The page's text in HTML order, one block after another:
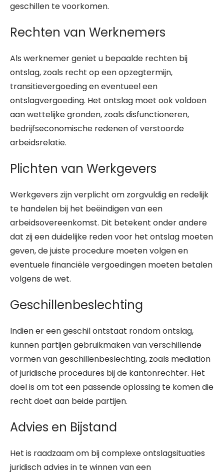
geschillen te voorkomen.
Rechten van Werknemers
Als werknemer geniet u bepaalde rechten bij
ontslag, zoals recht op een opzegtermijn,
transitievergoeding en eventueel een
ontslagvergoeding. Het ontslag moet ook voldoen
aan wettelijke gronden, zoals disfunctioneren,
bedrijfseconomische redenen of verstoorde
arbeidsrelatie.
Plichten van Werkgevers
Werkgevers zijn verplicht om zorgvuldig en redelijk
te handelen bij het beëindigen van een
arbeidsovereenkomst. Dit betekent onder andere
dat zij een duidelijke reden voor het ontslag moeten
geven, de juiste procedure moeten volgen en
eventuele financiële vergoedingen moeten betalen
volgens de wet.
Geschillenbeslechting
Indien er een geschil ontstaat rondom ontslag,
kunnen partijen gebruikmaken van verschillende
vormen van geschillenbeslechting, zoals mediation
of juridische procedures bij de kantonrechter. Het
doel is om tot een passende oplossing te komen die
recht doet aan beide partijen.
Advies en Bijstand
Het is raadzaam om bij complexe ontslagsituaties
juridisch advies in te winnen van een